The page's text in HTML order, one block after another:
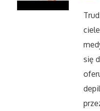
się